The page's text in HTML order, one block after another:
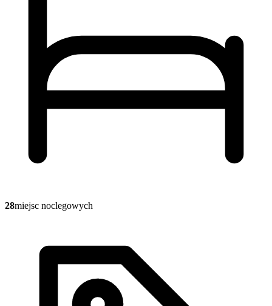
28miejsc noclegowych